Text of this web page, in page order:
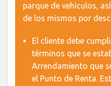
parque de vehículos,
de los mismos por
El cliente debe
términos que se
Arrendamiento que
el Punto de Renta.